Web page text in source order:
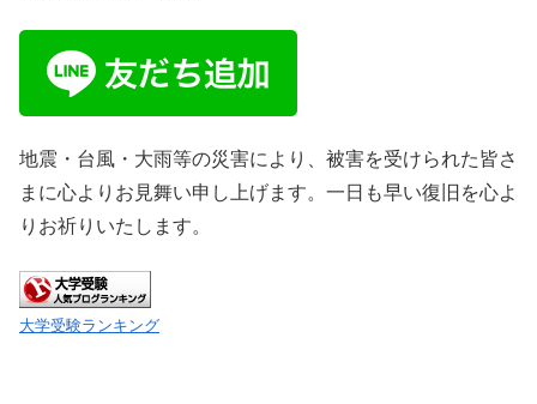
地震・台風・大雨等の災害により、被害を受けられた皆さ
まに心よりお見舞い申し上げます。一日も早い復旧を心よ
りお祈りいたします。
大学受験ランキング